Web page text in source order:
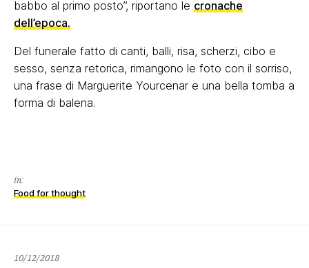
babbo al primo posto”, riportano le cronache
dell’epoca.
Del funerale fatto di canti, balli, risa, scherzi, cibo e
sesso, senza retorica, rimangono le foto con il sorriso,
una frase di Marguerite Yourcenar e una bella tomba a
forma di balena.
in:
Food for thought
10/12/201821/01/2022